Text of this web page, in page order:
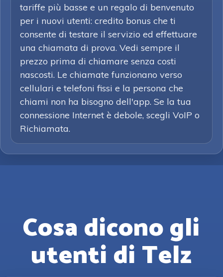
tariffe più basse e un regalo di benvenuto
per i nuovi utenti: credito bonus che ti
consente di testare il servizio ed effettuare
una chiamata di prova. Vedi sempre il
prezzo prima di chiamare senza costi
nascosti. Le chiamate funzionano verso
cellulari e telefoni fissi e la persona che
chiami non ha bisogno dell'app. Se la tua
connessione Internet è debole, scegli VoIP o
Richiamata.
Cosa dicono gli
utenti di Telz